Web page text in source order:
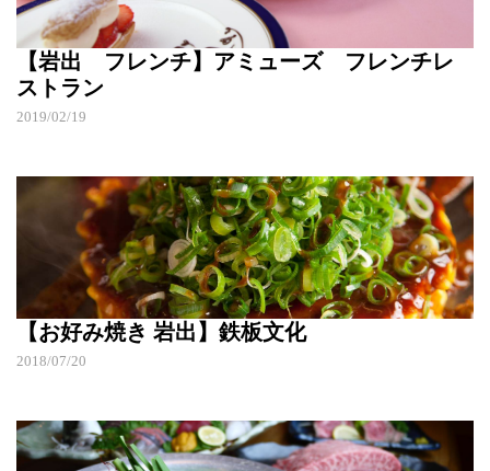
【岩出 フレンチ】アミューズ フレンチレ
ストラン
2019/02/19
【お好み焼き 岩出】鉄板文化
2018/07/20